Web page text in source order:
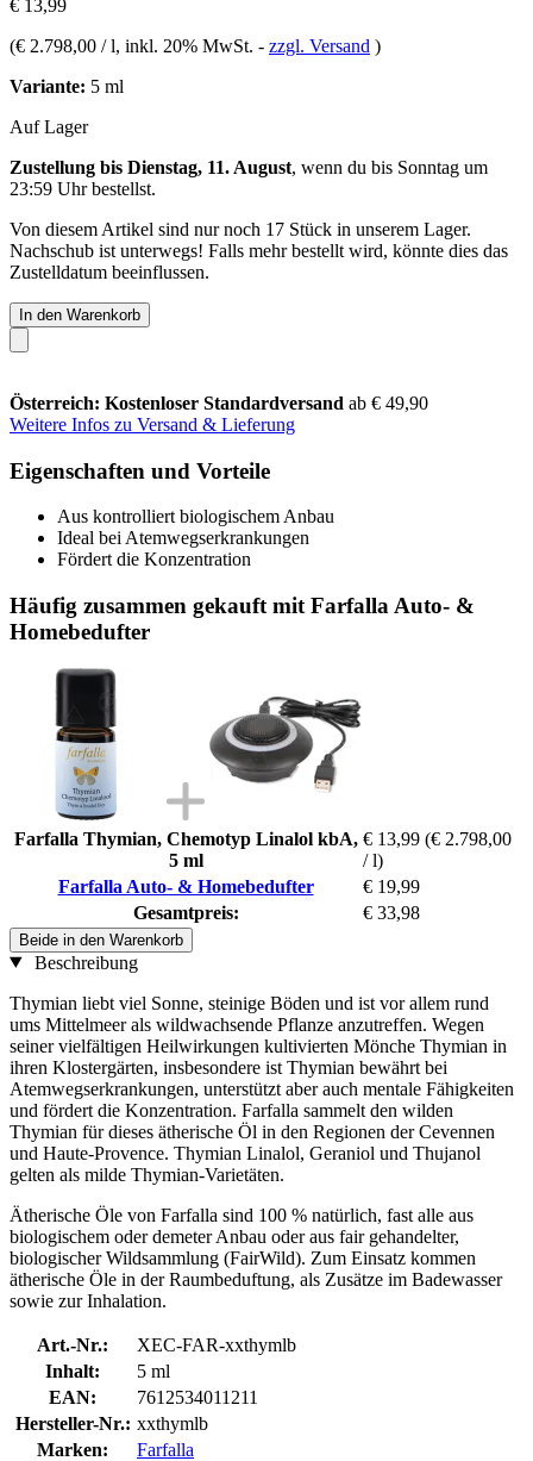
€ 13,99
(€ 2.798,00 / l, inkl. 20% MwSt. - zzgl. Versand )
Variante: 5 ml
Auf Lager
Zustellung bis Dienstag, 11. August, wenn du bis Sonntag um
23:59 Uhrbestellst.
Von diesem Artikel sind nur noch 17 Stück in unserem Lager.
Nachschub ist unterwegs! Falls mehr bestellt wird, könnte dies das
Zustelldatum beeinflussen.
In den Warenkorb
Österreich: Kostenloser Standardversand ab € 49,90
Weitere Infos zu Versand & Lieferung
Eigenschaften und Vorteile
Aus kontrolliert biologischem Anbau
Ideal bei Atemwegserkrankungen
Fördert die Konzentration
Häufig zusammen gekauft mit Farfalla Auto- &
Homebedufter
Farfalla Thymian, Chemotyp Linalol kbA,
5 ml
€ 13,99 (€ 2.798,00
/ l)
Farfalla Auto- & Homebedufter
€ 19,99
Gesamtpreis:
€ 33,98
Beide in den Warenkorb
Beschreibung
Thymian liebt viel Sonne, steinige Böden und ist vor allem rund
ums Mittelmeer als wildwachsende Pflanze anzutreffen. Wegen
seiner vielfältigen Heilwirkungen kultivierten Mönche Thymian in
ihren Klostergärten, insbesondere ist Thymian bewährt bei
Atemwegserkrankungen, unterstützt aber auch mentale Fähigkeiten
und fördert die Konzentration. Farfalla sammelt den wilden
Thymian für dieses ätherische Öl in den Regionen der Cevennen
und Haute-Provence. Thymian Linalol, Geraniol und Thujanol
gelten als milde Thymian-Varietäten.
Ätherische Öle von Farfalla sind 100 % natürlich, fast alle aus
biologischem oder demeter Anbau oder aus fair gehandelter,
biologischer Wildsammlung (FairWild). Zum Einsatz kommen
ätherische Öle in der Raumbeduftung, als Zusätze im Badewasser
sowie zur Inhalation.
Art.-Nr.:
XEC-FAR-xxthymlb
Inhalt:
5 ml
EAN:
7612534011211
Hersteller-Nr.: xxthymlb
Marken:
Farfalla